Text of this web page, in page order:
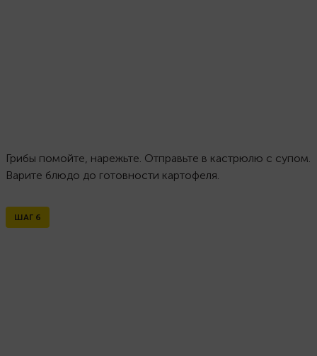
Грибы помойте, нарежьте. Отправьте в кастрюлю с супом.
Варите блюдо до готовности картофеля.
ШАГ 6